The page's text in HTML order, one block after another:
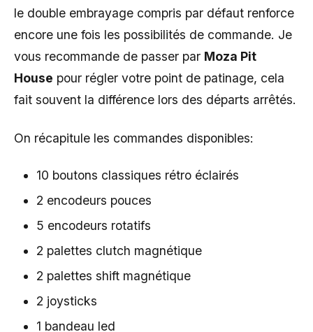
le double embrayage compris par défaut renforce
encore une fois les possibilités de commande. Je
vous recommande de passer par Moza Pit
House pour régler votre point de patinage, cela
fait souvent la différence lors des départs arrêtés.
On récapitule les commandes disponibles:
10 boutons classiques rétro éclairés
2 encodeurs pouces
5 encodeurs rotatifs
2 palettes clutch magnétique
2 palettes shift magnétique
2 joysticks
1 bandeau led